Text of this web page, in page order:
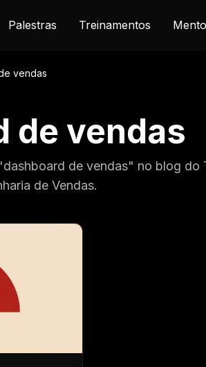
Palestras Treinamentos
vendas
de vendas
de vendas" no blog do
de Vendas.